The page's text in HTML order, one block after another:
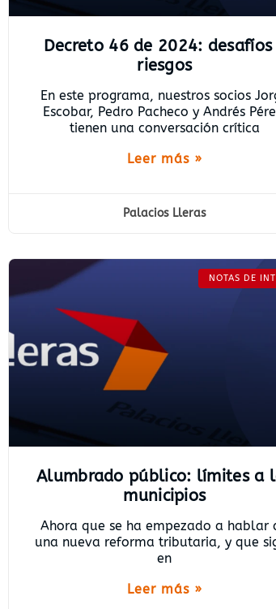
Decreto 46 de 2024: desafíos
riesgos
En este programa, nuestros socios
Escobar, Pedro Pacheco y Andrés
tienen una conversación crítica
Leer más »
Palacios Lleras
NOTAS DE
Alumbrado público: límites a
municipios
Ahora que se ha empezado a hablar
una nueva reforma tributaria, y que
en
Leer más »